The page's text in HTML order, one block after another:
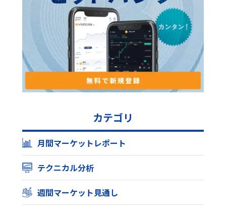
カテゴリ
月間マーケットレポート
テクニカル分析
週間マーケット見通し